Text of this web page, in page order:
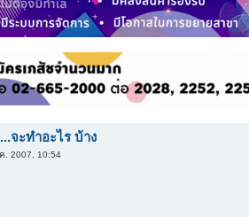
จะทำอะไร บ้าง
. 2007, 10:54